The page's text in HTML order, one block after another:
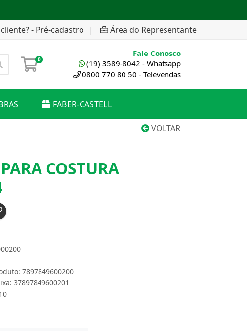
- Pré-cadastro | Área do Representante
0
Fale Conosco
(19) 3589-8042 - Whatsapp
0800 770 80 50 - Televendas
FABER-CASTELL
VOLTAR
COSTURA
7897849600200
37897849600201